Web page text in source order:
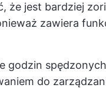
że jest bardziej
zawiera
godzin
do